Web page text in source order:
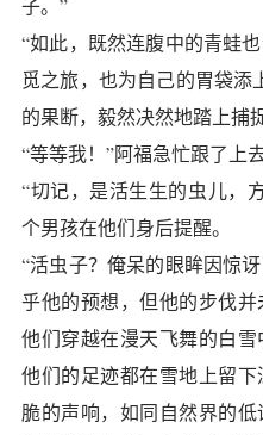
子。”
“如此，既然连腹中的青蛙
觅之旅，也为自己的胃袋添
的果断，毅然决然地踏上捕
“等等我！”阿福急忙跟了上去
“切记，是活生生的虫儿，
个男孩在他们身后提醒。
“活虫子？俺呆的眼眸因惊
乎他的预想，但他的步伐并
他们穿越在漫天飞舞的白雪
他们的足迹都在雪地上留
脆的声响，如同自然界的